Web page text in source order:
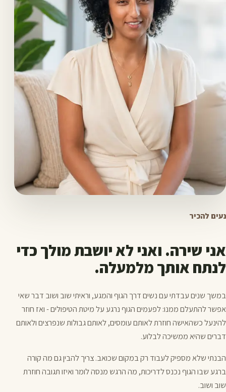
נעים להכיר
אני שירה. ואני לא יושבת מולך כדי
לנתח אותך מלמעלה.
במשך שנים עבדתי עם נשים דרך הגוף והמגע, וראיתי שוב ושוב דבר שאי
אפשר להתעלם ממנו: לפעמים הגוף נרגע על מיטת הטיפולים - ואז חוזר
להינעל כשהאישה חוזרת לאותם עומסים, לאותם גבולות שנפרצים ולאותם
דברים שהיא ממשיכה לבלוע.
הבנתי שלא מספיק לעבוד רק במקום שכואב. צריך להבין גם מה קורה
ברגע שבו הגוף נכנס לדריכות, מה הרגש מנסה לומר ואיזו תגובה חוזרת
שוב ושוב.